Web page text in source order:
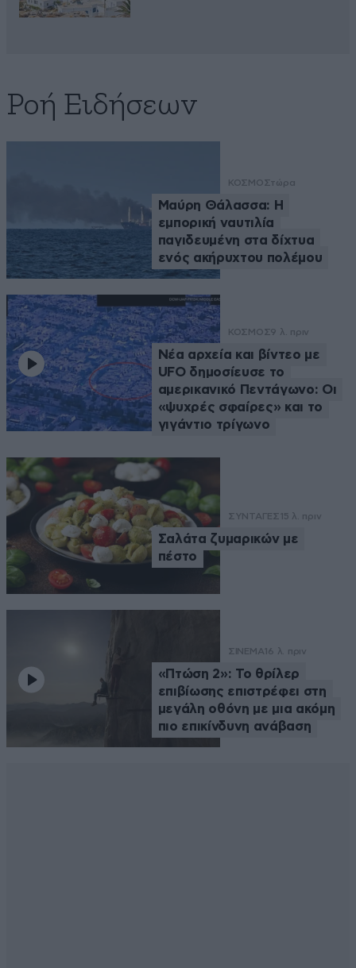
Ροή Ειδήσεων
ΚΟΣΜΟΣτώρα
Μαύρη Θάλασσα: Η
εμπορική ναυτιλία
παγιδευμένη στα δίχτυα
ενός ακήρυχτου πολέμου
ΚΟΣΜΟΣ9 λ. πριν
Νέα αρχεία και βίντεο με
UFO δημοσίευσε το
αμερικανικό Πεντάγωνο: Οι
«ψυχρές σφαίρες» και το
γιγάντιο τρίγωνο
ΣΥΝΤΑΓΕΣ 15 λ. πριν
Σαλάτα ζυμαρικών με
πέστο
ΣΙΝΕΜΑ 16 λ. πριν
«Πτώση 2»: Το θρίλερ
επιβίωσης επιστρέφει στη
μεγάλη οθόνη με μια ακόμη
πιο επικίνδυνη ανάβαση